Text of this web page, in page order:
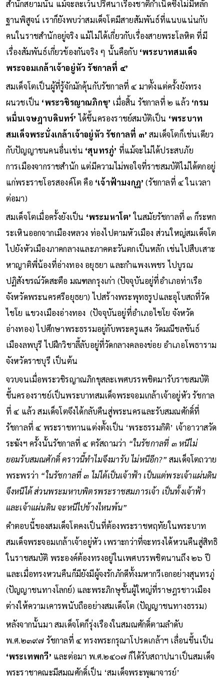
สำนักสยามนั้น แม้จะละเว้นปริศนาเรื่องชาติกำเนิดซึ่งไม่มีหลัก
ฐานพิสูจน์ เราก็ยังพบว่าสมเด็จโตมีสายสัมพันธ์ที่แนบแน่นกับ
คนในราชสำนักอยู่จริง แม้ไม่ได้เกี่ยวกับเรื่องสายพระโลหิต ที่มี
เรื่องสัมพันธ์เกี่ยวข้องกันจริง ๆ นั้นคือกับ ‘พระบาทสมเด็จ
พระจอมเกล้าเจ้าอยู่หัว รัชกาลที่ ๔’
สมเด็จโตเป็นผู้ที่รู้จักมักคุ้นกับรัชกาลที่ ๔ มาตั้งแต่ครั้งยังทรง
ผนวชเป็น ‘พระวชิรญาณภิกขุ’ เมื่อสิ้น รัชกาลที่ ๒ แล้ว ‘กรม
หมื่นเจษฎาบดินทร์’ ได้ขึ้นครองราชย์สมบัติเป็น ‘พระบาท
สมเด็จพระนั่งเกล้าเจ้าอยู่หัว รัชกาลที่ ๓’ สมเด็จโตก็เช่นเดียว
กับปัญญาชนคนอื่นเช่น ‘สุนทรภู่’ ที่แม้จะไม่ได้ประสบภัย
การเมืองจากราชสำนัก แต่มีความไม่พอใจที่ราชสมบัติไม่ได้ตกอยู่
แก่พระราชโอรสองค์โต คือ ‘เจ้าฟ้ามงกุฎ’ (รัชกาลที่ ๔ ในเวลา
ต่อมา)
สมเด็จโตเมื่อครั้งยังเป็น ‘พระมหาโต’ในสมัยรัชกาลที่ ๓ ก็ระหก
ระเหินออกจากเมืองหลวง ท่องไปตามหัวเมือง ส่วนใหญ่สมเด็จโต
ไปยังหัวเมืองภาคกลางและภาคตะวันตกเป็นหลัก เช่นไปสืบเสาะ
หาญาติพี่น้องที่อ่างทอง อยุธยา และกำแพงเพชร ไปบูรณ
ปฏิสังขรณ์วัดสะตือ มณฑลกรุงเก่า (ปัจจุบันอยู่ที่อำเภอท่าเรือ
จังหวัดพระนครศรีอยุธยา) ไปสร้างพระพุทธรูปและอุโบสถที่วัด
ไชโย แขวงเมืองอ่างทอง (ปัจจุบันอยู่ที่อำเภอไชโย จังหวัด
อ่างทอง) ไปศึกษาพระธรรมอยู่กับพระครูแสง วัดมณีชลขันธ์
เมืองลพบุรี ไปฝึกวิชาลี้ลับอยู่ที่วัดกลางคลองข่อย อำเภอโพธาราม
จังหวัดราชบุรี เป็นต้น
จวบจนเมื่อพระวชิรญาณภิกขุสละเพศบรรพชิตมารับราชสมบัติ
ขึ้นครองราชย์เป็นพระบาทสมเด็จพระจอมเกล้าเจ้าอยู่หัว รัชกาล
ที่ ๔ แล้ว สมเด็จโตจึงได้กลับคืนสู่พระนครและรับสมณศักดิ์ที่
รัชกาลที่ ๔ พระราชทานแต่งตั้งเป็น ‘พระธรรมกิติ’ เจ้าอาวาสวัด
ระฆังฯ ครั้งนั้นรัชกาลที่ ๔ ตรัสถามว่า “ในรัชกาลที่ ๓ หนีไม่
ยอมรับสมณศักดิ์ คราวนี้ทำไมจึงมารับ ไม่หนีอีก?”สมเด็จโตถวาย
พระพรว่า “ในรัชกาลที่ ๓ ไม่ได้เป็นเจ้าฟ้า เป็นแต่พระเจ้าแผ่นดิน
จึงหนีได้ ส่วนพระมหาบพิตรพระราชสมภารเจ้า เป็นทั้งเจ้าฟ้า
และเจ้าแผ่นดิน จะหนีไปข้างไหนพ้น”
คำตอบนี้ของสมเด็จโตคงเป็นที่ต้องพระราชหฤทัยในพระบาท
สมเด็จพระจอมเกล้าเจ้าอยู่หัว เพราะกว่าที่จะทรงได้หวนคืนสู่สิทธิ
ในราชสมบัติ พระองค์ต้องทรงอยู่ในเพศบรรพชิตนานถึง ๒๖ ปี
และเมื่อทรงหวนคืนก็มียังมีผู้จงรักภักดีทั้งมหากวีเอกอย่างสุนทรภู่
(ปัญญาชนทางโลกย์) และพระภิกษุชั้นผู้ใหญ่ที่ราษฎรชาวเมือง
ต่างให้ความเคารพนับถืออย่างสมเด็จโต (ปัญญาชนทางธรรม)
หลังจากนั้นมา สมเด็จโตก็รุ่งเรืองในสมณศักดิ์ตามลำดับ
พ.ศ.๒๓๙๗ รัชกาลที่ ๔ ทรงพระกรุณาโปรดเกล้าฯ เลื่อนขึ้นเป็น
‘พระเทพกวี’ และต่อมา พ.ศ.๒๔๐๗ ก็ได้รับสถาปนาเป็นสมเด็จ
พระราชาคณะมีสมณศักดิ์เป็น ‘สมเด็จพระพุฒาจารย์’